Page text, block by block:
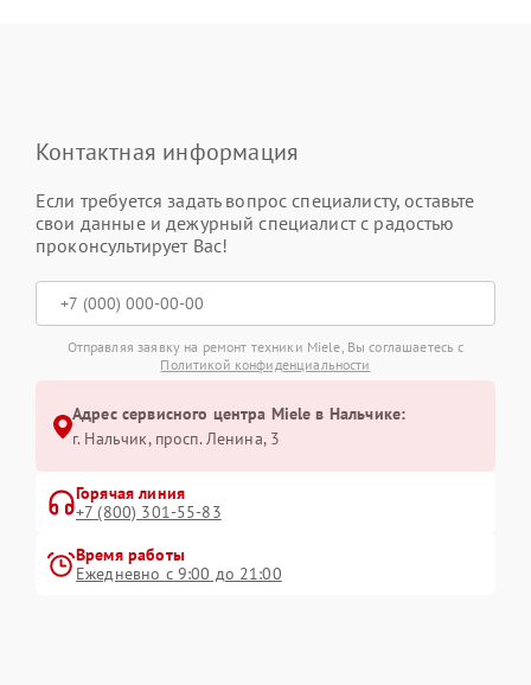
Контактная информация
Если требуется задать вопрос специалисту, оставьте
свои данные и дежурный специалист с радостью
проконсультирует Вас!
Отправляя заявку на ремонт техники Miele, Вы соглашаетесь с
Политикой конфиденциальности
Адрес сервисного центра Miele в Нальчике:
г. Нальчик, просп. Ленина, 3
Горячая линия
+7 (800) 301-55-83
Время работы
Ежедневно с 9:00 до 21:00